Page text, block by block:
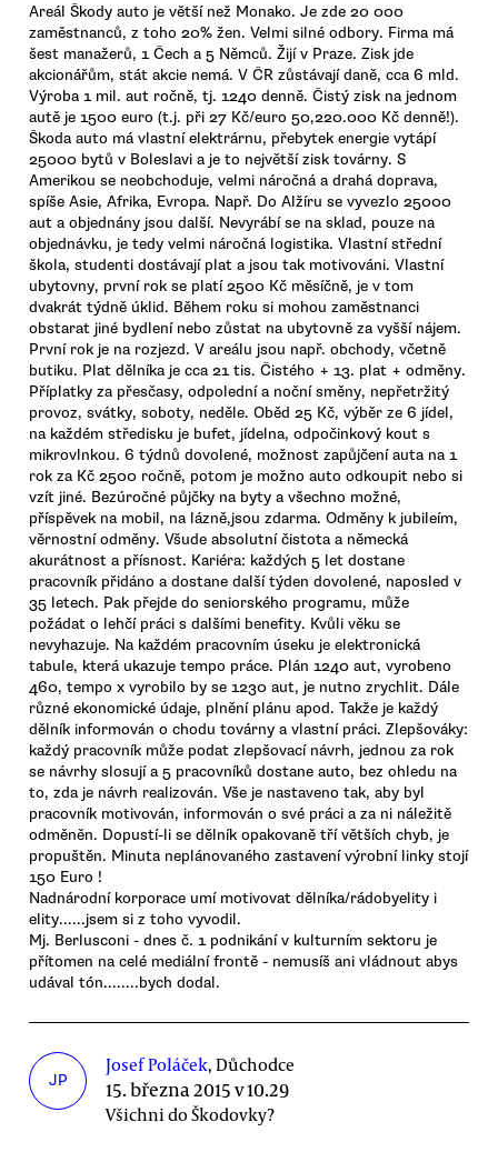
Areál Škody auto je větší než Monako. Je zde 20 000
zaměstnanců, z toho 20% žen. Velmi silné odbory. Firma má
šest manažerů, 1 Čech a 5 Němců. Žijí v Praze. Zisk jde
akcionářům, stát akcie nemá. V ČR zůstávají daně, cca 6 mld.
Výroba 1 mil. aut ročně, tj. 1240 denně. Čistý zisk na jednom
autě je 1500 euro (t.j. při 27 Kč/euro 50,220.000 Kč denně!).
Škoda auto má vlastní elektrárnu, přebytek energie vytápí
25000 bytů v Boleslavi a je to největší zisk továrny. S
Amerikou se neobchoduje, velmi náročná a drahá doprava,
spíše Asie, Afrika, Evropa. Např. Do Alžíru se vyvezlo 25000
aut a objednány jsou další. Nevyrábí se na sklad, pouze na
objednávku, je tedy velmi náročná logistika. Vlastní střední
škola, studenti dostávají plat a jsou tak motivováni. Vlastní
ubytovny, první rok se platí 2500 Kč měsíčně, je v tom
dvakrát týdně úklid. Během roku si mohou zaměstnanci
obstarat jiné bydlení nebo zůstat na ubytovně za vyšší nájem.
První rok je na rozjezd. V areálu jsou např. obchody, včetně
butiku. Plat dělníka je cca 21 tis. Čistého + 13. plat + odměny.
Příplatky za přesčasy, odpolední a noční směny, nepřetržitý
provoz, svátky, soboty, neděle. Oběd 25 Kč, výběr ze 6 jídel,
na každém středisku je bufet, jídelna, odpočinkový kout s
mikrovlnkou. 6 týdnů dovolené, možnost zapůjčení auta na 1
rok za Kč 2500 ročně, potom je možno auto odkoupit nebo si
vzít jiné. Bezúročné půjčky na byty a všechno možné,
příspěvek na mobil, na lázně,jsou zdarma. Odměny k jubileím,
věrnostní odměny. Všude absolutní čistota a německá
akurátnost a přísnost. Kariéra: každých 5 let dostane
pracovník přidáno a dostane další týden dovolené, naposled v
35 letech. Pak přejde do seniorského programu, může
požádat o lehčí práci s dalšími benefity. Kvůli věku se
nevyhazuje. Na každém pracovním úseku je elektronická
tabule, která ukazuje tempo práce. Plán 1240 aut, vyrobeno
460, tempo x vyrobilo by se 1230 aut, je nutno zrychlit. Dále
různé ekonomické údaje, plnění plánu apod. Takže je každý
dělník informován o chodu továrny a vlastní práci. Zlepšováky:
každý pracovník může podat zlepšovací návrh, jednou za rok
se návrhy slosují a 5 pracovníků dostane auto, bez ohledu na
to, zda je návrh realizován. Vše je nastaveno tak, aby byl
pracovník motivován, informován o své práci a za ni náležitě
odměněn. Dopustí-li se dělník opakovaně tří větších chyb, je
propuštěn. Minuta neplánovaného zastavení výrobní linky stojí
150 Euro !
Nadnárodní korporace umí motivovat dělníka/rádobyelity i
elity......jsem si z toho vyvodil.
Mj. Berlusconi - dnes č. 1 podnikání v kulturním sektoru je
přítomen na celé mediální frontě - nemusíš ani vládnout abys
udával tón........bych dodal.
JP
Josef Poláček, Důchodce
15. března 2015 v 10.29
Všichni do Škodovky?